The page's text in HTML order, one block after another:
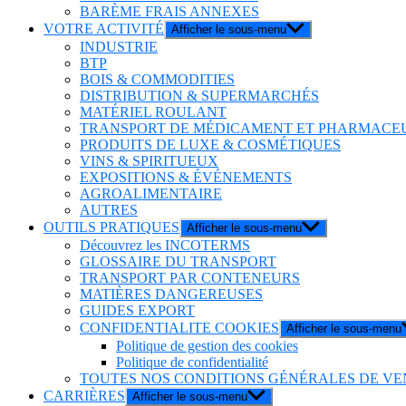
BARÈME FRAIS ANNEXES
VOTRE ACTIVITÉ Afficher le sous-menu
INDUSTRIE
BTP
BOIS & COMMODITIES
DISTRIBUTION & SUPERMARCHÉS
MATÉRIEL ROULANT
TRANSPORT DE MÉDICAMENT ET
PRODUITS DE LUXE & COSMÉTIQUES
VINS & SPIRITUEUX
EXPOSITIONS & ÉVÉNEMENTS
AGROALIMENTAIRE
AUTRES
OUTILS PRATIQUES Afficher le sous-menu
Découvrez les INCOTERMS
GLOSSAIRE DU TRANSPORT
TRANSPORT PAR CONTENEURS
MATIÈRES DANGEREUSES
GUIDES EXPORT
CONFIDENTIALITE COOKIES Afficher le sous-menu
Politique de gestion des cookies
Politique de confidentialité
TOUTES NOS CONDITIONS GÉNÉRALES DE
CARRIÈRES Afficher le sous-menu